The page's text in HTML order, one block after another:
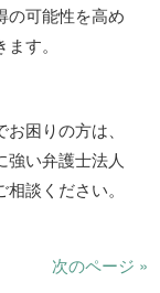
の可能性を高め
す。
お困りの方は、
強い弁護士法人
相談ください。
次のページ »